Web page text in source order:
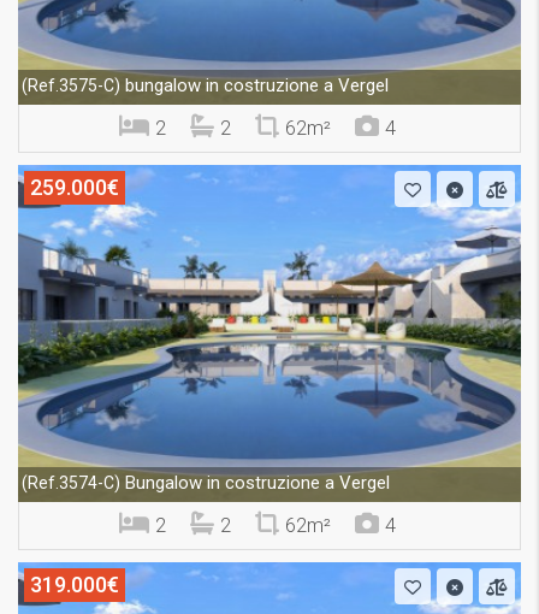
(Ref.3575-C) bungalow in costruzione a Vergel
2 2 62m² 4
259.000€
(Ref.3574-C) Bungalow in costruzione a Vergel
2 2 62m² 4
319.000€